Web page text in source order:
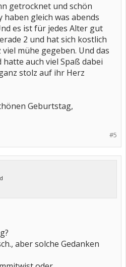
getrocknet und schön
haben gleich was abends
es ist für jedes Alter gut
2 und hat sich kostlich
mühe gegeben. Und das
auch viel Spaß dabei
stolz auf ihr Herz
Geburtstag,
#5
aber solche Gedanken